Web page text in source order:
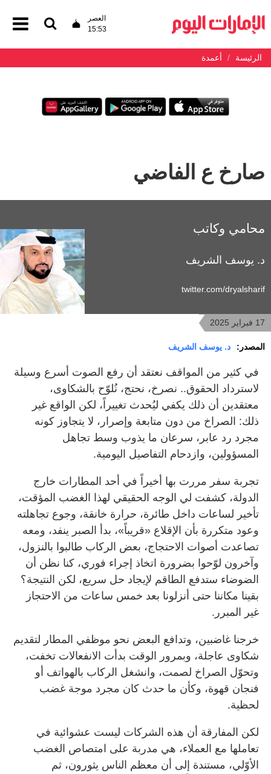
العصر
15:53
الرئيسة أعمدة
صارخ ع الفاضي
محامي وكاتب
د. يوسف الشريف
twitter.com/dryalsharif
17 فبراير 2025
المصدر: د. يوسف الشريف
في كثير من المواقف نعتقد أن رفع الصوت أسرع وسيلة
لاسترداد الحقوق.. نصرخ، نحتج، نُلوّح بالشكاوى،
معتقدين أن ذلك يكفي ليُحدث تغييراً، لكن الواقع غير
ذلك: الصراخ من دون متابعة وإصرار، لا يتجاوز كونه
مجرد رد عابر، سرعان ما يذوب وسط تجاهل
المسؤولين، وازدحام التفاصيل اليومية.
تجربة سفر مررت بها أخيراً في أحد المطارات خارج
الدولة، كشفت لي الوجه الحقيقي لهذا الغضب المؤقت،
تأخير لساعات داخل طائرة، حرارة خانقة، وجوع تجاهلته
وعود متكررة بأن الإقلاع «قريباً»، بدأ الصبر ينفد، ومعه
تصاعدت أصوات الاحتجاج، بعض الركاب طالبوا بالنزول،
وآخرون لوّحوا بضرورة اتخاذ إجراء فوري، كنا نظن أن
الضوضاء ستدفع الطاقم لإيجاد حل سريع، لكن النتيجة؟
بقينا مكاننا حتى أنزلونا بعد خمس ساعات من الاحتجاز
غير المبرر.
خرجنا غاضبين، وتدافع البعض نحو موظفي المطار لتقديم
شكاوى عاجلة، وبمرور الوقت بدأت الانفعالات تخفت،
وتحوّل الصراخ لصمت، وانشغل الركاب بالهواتف أو
فنجان قهوة، وكأن ما حدث كان مجرد موجة غضب
لحظية.
لكن المفارقة أن هذه الشركات ليست عشوائية في
تعاملها مع العملاء، هي مدربة على امتصاص الغضب
الأوّلي، مستندة إلى أن معظم الناس يثورون، ثم